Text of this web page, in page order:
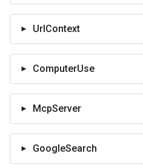
UrlContext
ComputerUse
McpServer
GoogleSearch